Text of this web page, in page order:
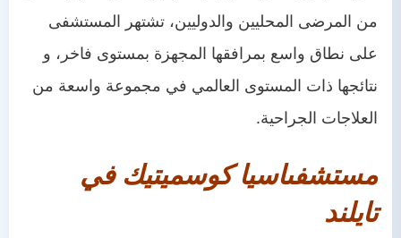
من المرضى المحليين والدوليين، تشتهر المستشفى
على نطاق واسع بمرافقها المجهزة بمستوى فاخر، و
نتائجها ذات المستوى العالمي في مجموعة واسعة من
العلاجات الجراحية.
مستشفىاسياكوسميتيك في
تايلند